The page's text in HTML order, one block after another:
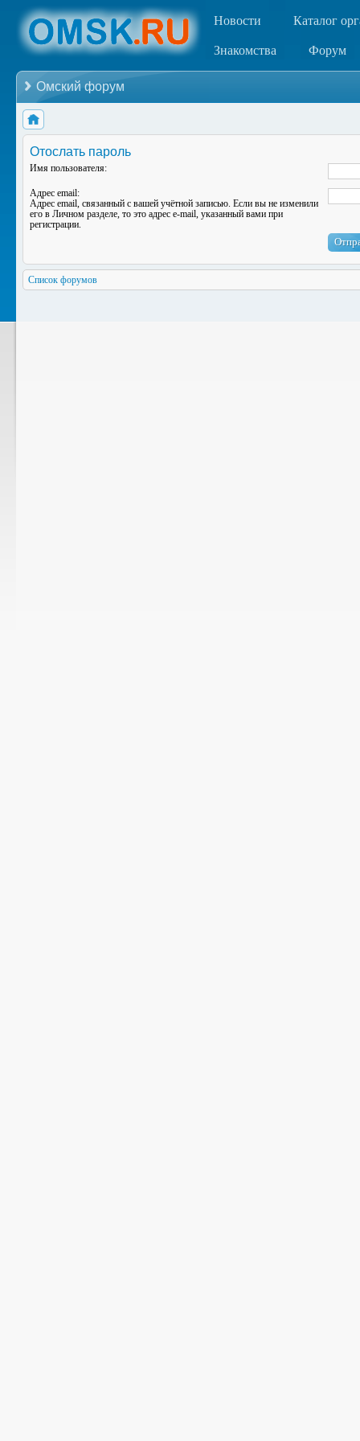
Новости Каталог
Знакомства Форум
Омский форум
Отослать пароль
Имя пользователя:
Адрес email:
Адрес email, связанный с вашей учётной записью. Если вы не изменили
его в Личном разделе, то это адрес e-mail, указанный вами при
регистрации.
Список форумов